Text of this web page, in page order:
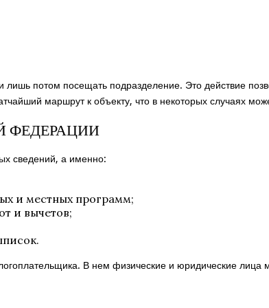
потом посещать подразделение. Это действие
маршрут к объекту, что в некоторых случаях
ФЕДЕРАЦИИ
сведений, а именно:
и местных программ;
и вычетов;
В нем физические и юридические лица